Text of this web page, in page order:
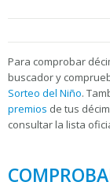
Para comprobar
buscador y
Sorteo del Niño.
premios de tus
consultar la lista